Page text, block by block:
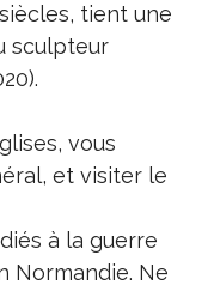
tient une
sculpteur
vous
et visiter le
à la guerre
Normandie. Ne